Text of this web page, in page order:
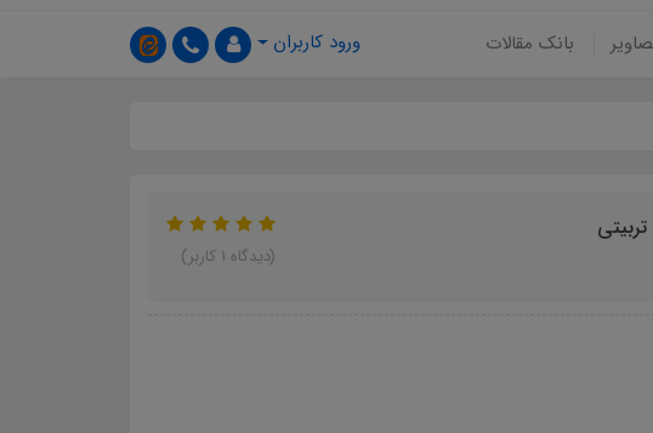
بانک مقالات ورود کاربران
(دیدگاه 1 کاربر)